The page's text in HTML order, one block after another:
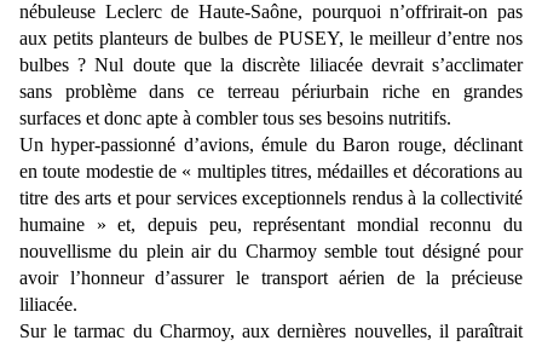
nébuleuse Leclerc de Haute-Saône, pourquoi n’offrirait-on pas
aux petits planteurs de bulbes de PUSEY, le meilleur d’entre nos
bulbes ? Nul doute que la discrète liliacée devrait s’acclimater
sans problème dans ce terreau périurbain riche en grandes
surfaces et donc apte à combler tous ses besoins nutritifs.
Un hyper-passionné d’avions, émule du Baron rouge, déclinant
en toute modestie de « multiples titres, médailles et décorations au
titre des arts et pour services exceptionnels rendus à la collectivité
humaine » et, depuis peu, représentant mondial reconnu du
nouvellisme du plein air du Charmoy semble tout désigné pour
avoir l’honneur d’assurer le transport aérien de la précieuse
liliacée.
Sur le tarmac du Charmoy, aux dernières nouvelles, il paraîtrait